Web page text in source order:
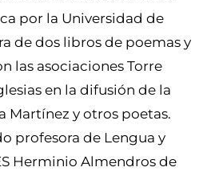
por la Universidad de
de dos libros de poemas y
las asociaciones Torre
en la difusión de la
Martínez y otros poetas.
profesora de Lengua y
Herminio Almendros de